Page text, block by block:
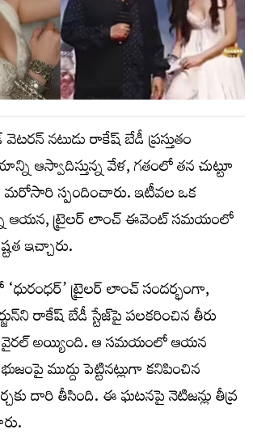
నటుడు రాకేష్ బేడీ ప్రస్తుతం
ఆస్వాదిస్తున్న వేళ, గతంలో తన చుట్టూ
స్పందించారు. ఇటీవల ఒక
ఆయన, ట్రైలర్ లాంచ్ ఈవెంట్ సమయంలో
ఇచ్చారు.
ట్రైలర్ లాంచ్ సందర్భంగా,
రాకేష్ బేడీ స్టేజ్‌పై పలకరించిన తీరు
అయ్యింది. ఆ సమయంలో ఆయన
ముద్దు పెట్టినట్లుగా కనిపించిన
దారి తీసింది. ఈ ఘటనపై నెటిజన్లు తీవ్ర